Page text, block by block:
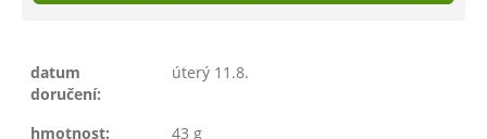
datum
doručení:
úterý 11.8.
hmotnost:
43 g